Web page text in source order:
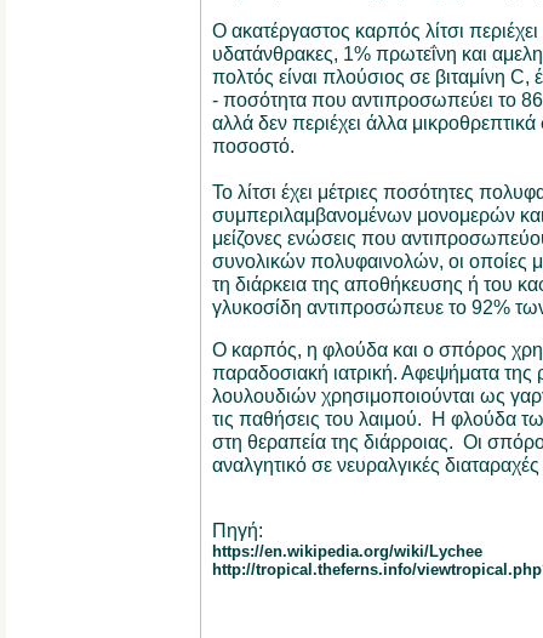
Ο ακατέργαστος καρπός λίτσι
υδατάνθρακες, 1% πρωτεΐνη και
πολτός είναι πλούσιος σε βιταμίνη
- ποσότητα που αντιπροσωπεύει το
αλλά δεν περιέχει άλλα
ποσοστό.
Το λίτσι έχει μέτριες ποσότητες
συμπεριλαμβανομένων μονομερών
μείζονες ενώσεις που
συνολικών πολυφαινολών, οι οποίες
τη διάρκεια της αποθήκευσης ή του
γλυκοσίδη αντιπροσώπευε το 92%
Ο καρπός, η φλούδα και ο σπόρος
παραδοσιακή ιατρική. Αφεψήματα της
λουλουδιών χρησιμοποιούνται ως
τις παθήσεις του λαιμού. Η φλούδα
στη θεραπεία της διάρροιας. Οι
αναλγητικό σε νευραλγικές διαταραχές
Πηγή:
https://en.wikipedia.org/wiki/Lychee
http://tropical.theferns.info/